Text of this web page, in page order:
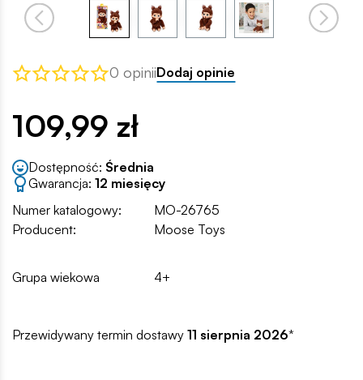
0 opiniiDodaj opinie
109,99 zł
Dostępność: Średnia
Gwarancja: 12 miesięcy
Numer katalogowy:
MO-26765
Producent:
Moose Toys
Grupa wiekowa 4+
Przewidywany termin dostawy 11 sierpnia 2026*